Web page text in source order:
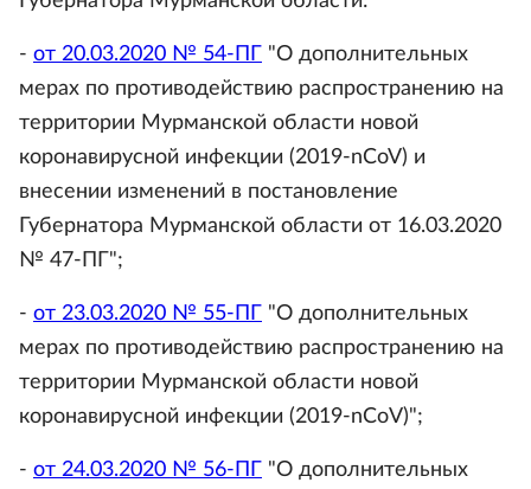
- от 20.03.2020 № 54-ПГ "О дополнительных
мерах по противодействию распространению на
территории Мурманской области новой
коронавирусной инфекции (2019-nCoV) и
внесении изменений в постановление
Губернатора Мурманской области от 16.03.2020
№ 47-ПГ";
- от 23.03.2020 № 55-ПГ "О дополнительных
мерах по противодействию распространению на
территории Мурманской области новой
коронавирусной инфекции (2019-nСоV)";
- от 24.03.2020 № 56-ПГ "О дополнительных